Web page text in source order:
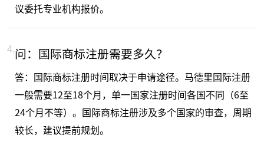
议委托专业机构报价。
4.问：国际商标注册需要多久？
答：国际商标注册时间取决于申请途径。马德里国际注册
一般需要12至18个月，单一国家注册时间各国不同（6至
24个月不等）。国际商标注册涉及多个国家的审查，周期
较长，建议提前规划。